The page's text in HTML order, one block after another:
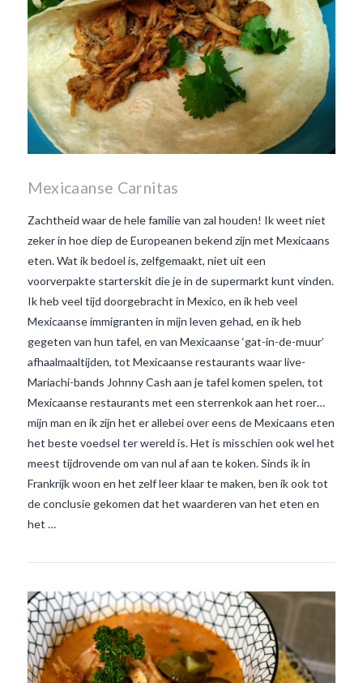
Mexicaanse Carnitas
Zachtheid waar de hele familie van zal houden! Ik weet niet
zeker in hoe diep de Europeanen bekend zijn met Mexicaans
eten. Wat ik bedoel is, zelfgemaakt, niet uit een
voorverpakte starterskit die je in de supermarkt kunt vinden.
Ik heb veel tijd doorgebracht in Mexico, en ik heb veel
Mexicaanse immigranten in mijn leven gehad, en ik heb
gegeten van hun tafel, en van Mexicaanse ‘gat-in-de-muur’
afhaalmaaltijden, tot Mexicaanse restaurants waar live-
Mariachi-bands Johnny Cash aan je tafel komen spelen, tot
Mexicaanse restaurants met een sterrenkok aan het roer…
mijn man en ik zijn het er allebei over eens de Mexicaans eten
het beste voedsel ter wereld is. Het is misschien ook wel het
meest tijdrovende om van nul af aan te koken. Sinds ik in
Frankrijk woon en het zelf leer klaar te maken, ben ik ook tot
de conclusie gekomen dat het waarderen van het eten en
het …